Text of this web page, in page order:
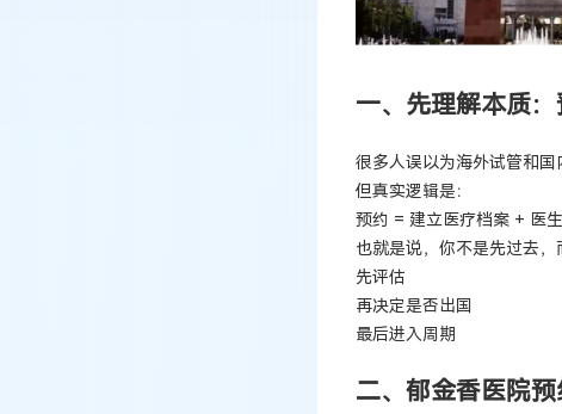
一、先理解本质
很多人误以为海外试管和国
但真实逻辑是：
预约 = 建立医疗档案 + 医
也就是说，你不是先过去，
先评估
再决定是否出国
最后进入周期
二、郁金香医院